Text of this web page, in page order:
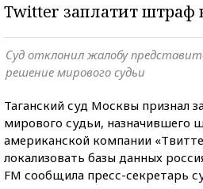
Twitter заплатит штраф
Суд отклонил жалобу
решение мирового судьи
Таганский суд Москвы признал
мирового судьи, назначившего
американской компании
локализовать базы данных
FM сообщила пресс-секретарь